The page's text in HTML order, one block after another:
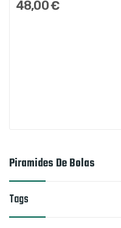
Piramides De Bolas
Tags
48,00 €